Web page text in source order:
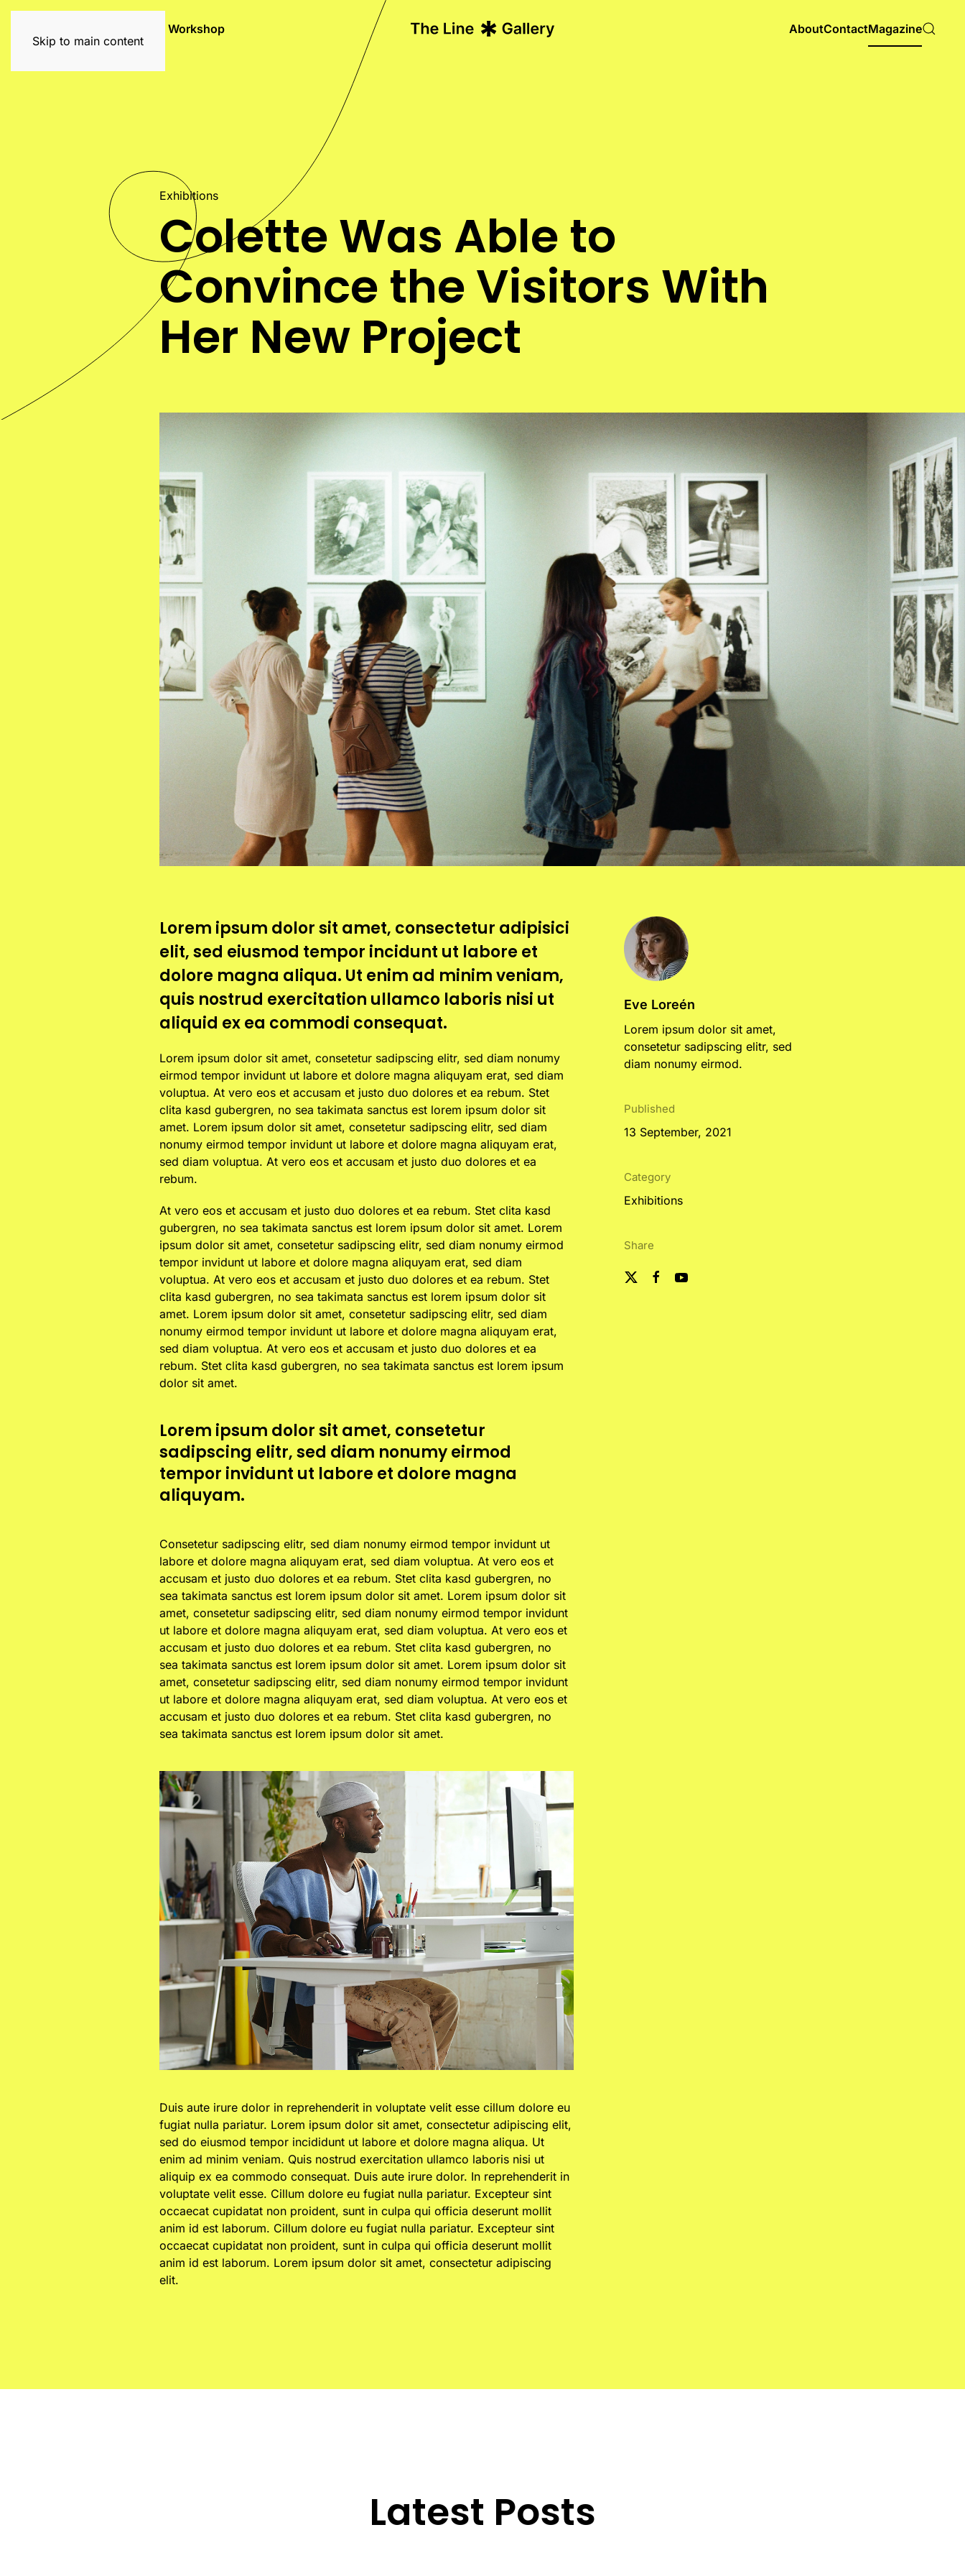
Skip to main content
Graffiti Workshop AboutContactMagazine
Exhibitions
Colette Was Able to
Convince the Visitors With
Her New Project
Lorem ipsum dolor sit amet, consectetur adipisici
elit, sed eiusmod tempor incidunt ut labore et
dolore magna aliqua. Ut enim ad minim veniam,
quis nostrud exercitation ullamco laboris nisi ut
aliquid ex ea commodi consequat.
Lorem ipsum dolor sit amet, consetetur sadipscing elitr, sed diam nonumy
eirmod tempor invidunt ut labore et dolore magna aliquyam erat, sed diam
voluptua. At vero eos et accusam et justo duo dolores et ea rebum. Stet
clita kasd gubergren, no sea takimata sanctus est lorem ipsum dolor sit
amet. Lorem ipsum dolor sit amet, consetetur sadipscing elitr, sed diam
nonumy eirmod tempor invidunt ut labore et dolore magna aliquyam erat,
sed diam voluptua. At vero eos et accusam et justo duo dolores et ea
rebum.
At vero eos et accusam et justo duo dolores et ea rebum. Stet clita kasd
gubergren, no sea takimata sanctus est lorem ipsum dolor sit amet. Lorem
ipsum dolor sit amet, consetetur sadipscing elitr, sed diam nonumy eirmod
tempor invidunt ut labore et dolore magna aliquyam erat, sed diam
voluptua. At vero eos et accusam et justo duo dolores et ea rebum. Stet
clita kasd gubergren, no sea takimata sanctus est lorem ipsum dolor sit
amet. Lorem ipsum dolor sit amet, consetetur sadipscing elitr, sed diam
nonumy eirmod tempor invidunt ut labore et dolore magna aliquyam erat,
sed diam voluptua. At vero eos et accusam et justo duo dolores et ea
rebum. Stet clita kasd gubergren, no sea takimata sanctus est lorem ipsum
dolor sit amet.
Lorem ipsum dolor sit amet, consetetur
sadipscing elitr, sed diam nonumy eirmod
tempor invidunt ut labore et dolore magna
aliquyam.
Consetetur sadipscing elitr, sed diam nonumy eirmod tempor invidunt ut
labore et dolore magna aliquyam erat, sed diam voluptua. At vero eos et
accusam et justo duo dolores et ea rebum. Stet clita kasd gubergren, no
sea takimata sanctus est lorem ipsum dolor sit amet. Lorem ipsum dolor sit
amet, consetetur sadipscing elitr, sed diam nonumy eirmod tempor invidunt
ut labore et dolore magna aliquyam erat, sed diam voluptua. At vero eos et
accusam et justo duo dolores et ea rebum. Stet clita kasd gubergren, no
sea takimata sanctus est lorem ipsum dolor sit amet. Lorem ipsum dolor sit
amet, consetetur sadipscing elitr, sed diam nonumy eirmod tempor invidunt
ut labore et dolore magna aliquyam erat, sed diam voluptua. At vero eos et
accusam et justo duo dolores et ea rebum. Stet clita kasd gubergren, no
sea takimata sanctus est lorem ipsum dolor sit amet.
Duis aute irure dolor in reprehenderit in voluptate velit esse cillum dolore eu
fugiat nulla pariatur. Lorem ipsum dolor sit amet, consectetur adipiscing elit,
sed do eiusmod tempor incididunt ut labore et dolore magna aliqua. Ut
enim ad minim veniam. Quis nostrud exercitation ullamco laboris nisi ut
aliquip ex ea commodo consequat. Duis aute irure dolor. In reprehenderit in
voluptate velit esse. Cillum dolore eu fugiat nulla pariatur. Excepteur sint
occaecat cupidatat non proident, sunt in culpa qui officia deserunt mollit
anim id est laborum. Cillum dolore eu fugiat nulla pariatur. Excepteur sint
occaecat cupidatat non proident, sunt in culpa qui officia deserunt mollit
anim id est laborum. Lorem ipsum dolor sit amet, consectetur adipiscing
elit.
Eve Loreén
Lorem ipsum dolor sit amet,
consetetur sadipscing elitr, sed
diam nonumy eirmod.
Published
13 September, 2021
Category
Exhibitions
Share
Latest Posts